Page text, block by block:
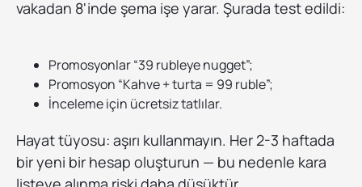
vakadan 8'inde şema işe yarar. Şurada test edildi:
Promosyonlar “39 rubleye nugget”;
Promosyon “Kahve + turta = 99 ruble”;
İnceleme için ücretsiz tatlılar.
Hayat tüyosu: aşırı kullanmayın. Her 2-3 haftada
bir yeni bir hesap oluşturun — bu nedenle kara